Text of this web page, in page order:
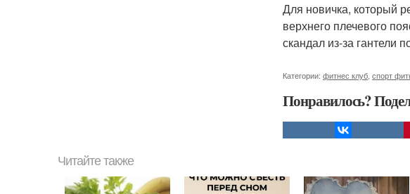
Для новичка, который
верхнего плечевого
скандал из-за гантели
Категории: фитнес клуб спорт
Понравилось?
Читайте также